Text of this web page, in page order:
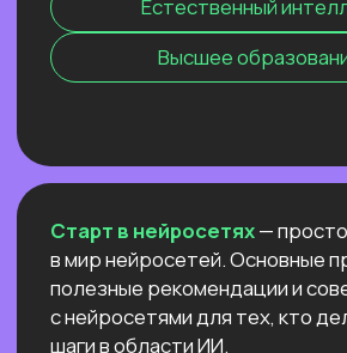
КАК ПОСТРОИТЬ ДОП.
ДОХОДА И ПОДСТРАХОВАТЬСЯ
ПОКА РЫНОК ТРУДА
ЛИХОРАДИТ?
в 2026 и раскроем данные нашего
большого исследования!
Узнать подробнее
Нейросети для разработки и IT
Нейросети для профессий вне IT